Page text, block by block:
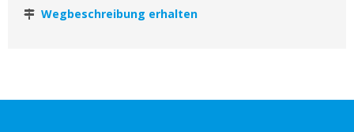
Wegbeschreibung erhalten